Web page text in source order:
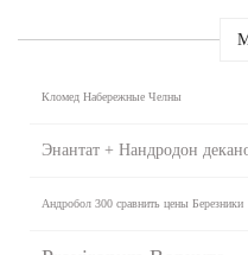
Кломед Набережные Челны
Энантат + Нандродон
Андробол 300 сравнить цены Березники